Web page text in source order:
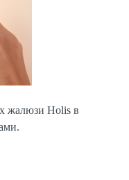
жалюзи Holis в